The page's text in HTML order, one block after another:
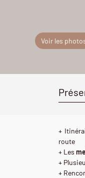
Voir les
+
route
+ Les
+
+